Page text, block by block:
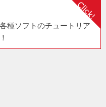
種ソフトのチュートリア